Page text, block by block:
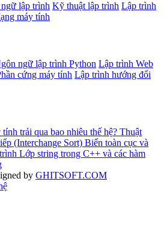
lập trình Kỹ thuật lập trình Lập trình
máy tính
ngữ lập trình Python Lập trình Web
cứng máy tính Lập trình hướng đối
trải qua bao nhiêu thế hệ? Thuật
(Interchange Sort) Biến toàn cục và
Lớp string trong C++ và các hàm
by GHITSOFT.COM